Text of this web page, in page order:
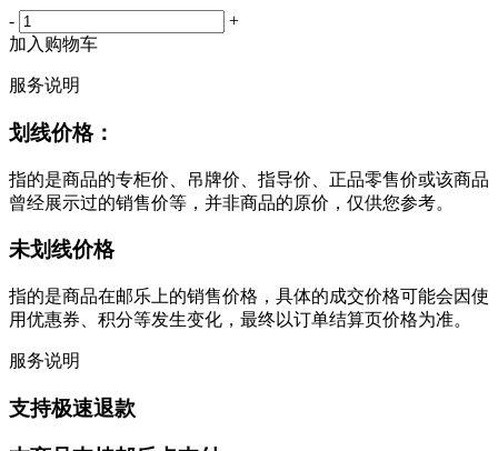
-
+
加入购物车
服务说明
划线价格：
指的是商品的专柜价、吊牌价、指导价、正品零售价或该商品
曾经展示过的销售价等，并非商品的原价，仅供您参考。
未划线价格
指的是商品在邮乐上的销售价格，具体的成交价格可能会因使
用优惠券、积分等发生变化，最终以订单结算页价格为准。
服务说明
支持极速退款